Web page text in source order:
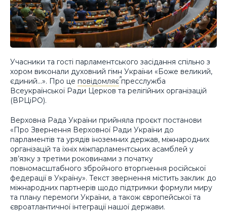
Учасники та гості парламентського засідання спільно з
хором виконали духовний гімн України «Боже великий,
єдиний…». Про це повідомляєпресслужба
Всеукраїнської Ради Церков та релігійних організацій
(ВРЦіРО).
Верховна Рада України прийняла проєкт постанови
«Про Звернення Верховної Ради України до
парламентів та урядів іноземних держав, міжнародних
організацій та їхніх міжпарламентських асамблей у
зв’язку з третіми роковинами з початку
повномасштабного збройного вторгнення російської
федерації в Україну». Текст звернення містить заклик до
міжнародних партнерів щодо підтримки формули миру
та плану перемоги України, а також європейської та
євроатлантичної інтеграції нашої держави.